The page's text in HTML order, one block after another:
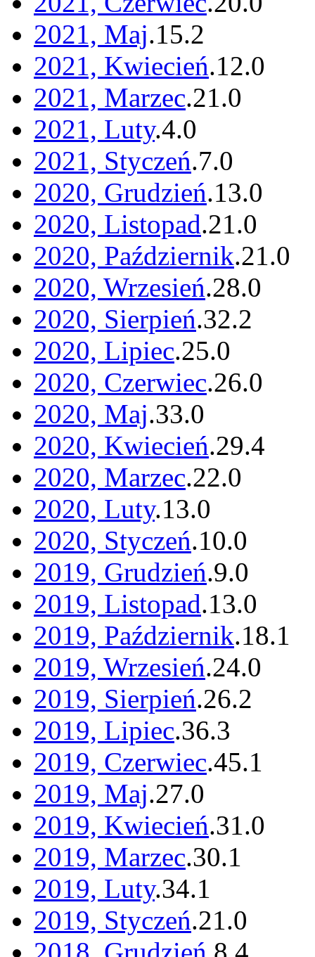
2021, Maj.15.2
2021, Kwiecień.12.0
2021, Marzec.21.0
2021, Luty.4.0
2021, Styczeń.7.0
2020, Grudzień.13.0
2020, Listopad.21.0
2020, Październik.21.0
2020, Wrzesień.28.0
2020, Sierpień.32.2
2020, Lipiec.25.0
2020, Czerwiec.26.0
2020, Maj.33.0
2020, Kwiecień.29.4
2020, Marzec.22.0
2020, Luty.13.0
2020, Styczeń.10.0
2019, Grudzień.9.0
2019, Listopad.13.0
2019, Październik.18.1
2019, Wrzesień.24.0
2019, Sierpień.26.2
2019, Lipiec.36.3
2019, Czerwiec.45.1
2019, Maj.27.0
2019, Kwiecień.31.0
2019, Marzec.30.1
2019, Luty.34.1
2019, Styczeń.21.0